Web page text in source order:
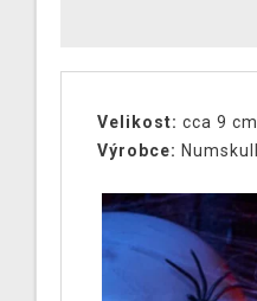
Velikost: cca 9 cm
Výrobce: Numskull